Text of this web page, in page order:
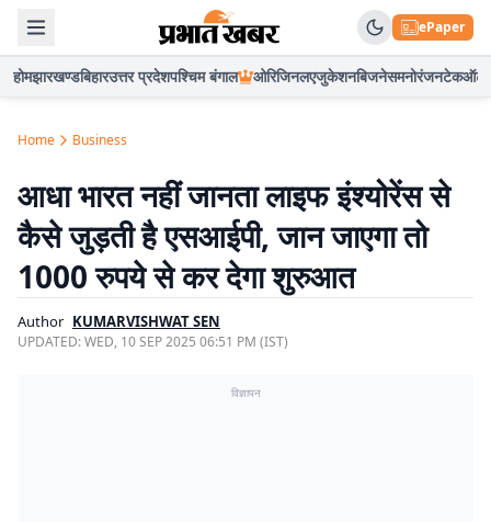
ePaper
होमझारखण्डबिहारउत्तर प्रदेशपश्चिम बंगाल ओरिजिनलएजुकेशनबिजनेसमनोरंजनटेकऑटो
Home Business
आधा भारत नहीं जानता लाइफ इंश्योरेंस से
कैसे जुड़ती है एसआईपी, जान जाएगा तो
1000 रुपये से कर देगा शुरुआत
Author KUMARVISHWAT SEN
UPDATED:WED, 10 SEP 2025 06:51 PM (IST)
विज्ञापन